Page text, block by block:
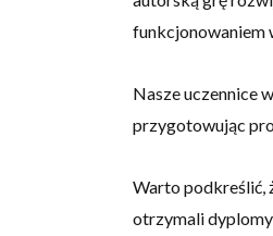
funkcjonowaniem
Nasze uczennice
przygotowując
Warto podkreślić,
otrzymali